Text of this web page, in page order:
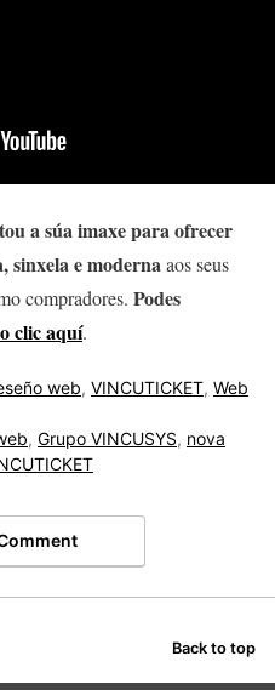
a súa imaxe para ofrecer
sinxela e modernaaos seus
compradores. Podes
clic aquí.
web, VINCUTICKET, Web
, Grupo VINCUSYS, nova
Back to top